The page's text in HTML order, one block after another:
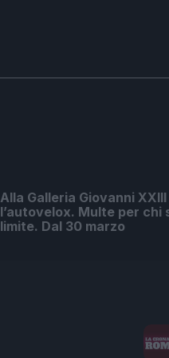
Alla Galleria Giovanni
l’autovelox. Multe per chi
limite. Dal 30 marzo